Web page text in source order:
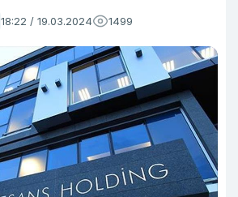
18:22 / 19.03.2024 1499